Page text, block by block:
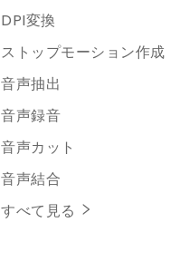
DPI変換
ストップモーション作成
音声抽出
音声録音
音声カット
音声結合
すべて見る